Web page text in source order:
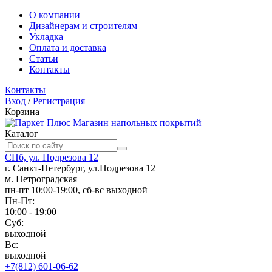
О компании
Дизайнерам и строителям
Укладка
Оплата и доставка
Статьи
Контакты
Контакты
Вход /Регистрация
Корзина
Магазин напольных покрытий
Каталог
СПб, ул. Подрезова 12
г. Санкт-Петербург, ул.Подрезова 12
м. Петроградская
пн-пт 10:00-19:00, сб-вс выходной
Пн-Пт:
10:00 - 19:00
Суб:
выходной
Вс:
выходной
+7(812) 601-06-62